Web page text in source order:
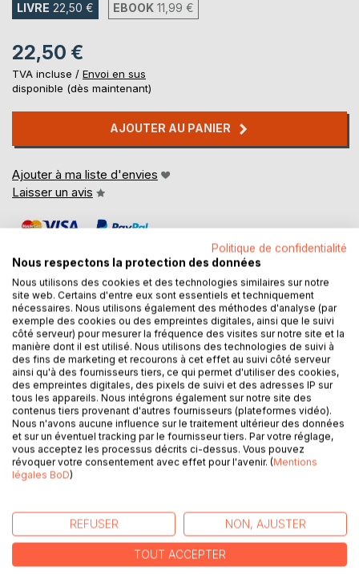
LIVRE 22,50 € EBOOK 11,99 €
22,50 €
TVA incluse / Envoi en sus
disponible (dès maintenant)
AJOUTER AU PANIER
Ajouter à ma liste d'envies
Laisser un avis
DESCRIPTION
Comment cuisiner parfaitement le maquereau avec ma
corticothérapie ? Est-il plus adapté de le cuisiner grillé, en
braisé, en meunière, en beignet... ? Et la cerise, me sera-t-
il plus préjudiciable de la consommer confite, en confiture,
ou en beignet... ? Et concernant le chou-fleur ? La viande
de boeuf ? La pomme de terre... ? D'un simple coup d'oeil
ce dictionnaire des aliments répondra à vos interrogations
concernant les modes de cuisson et/ou de conservation
cortisone. Classés par ordre alphabétique, tous les
aliments de l'alimentation courante sont notés selon leurs
modes de cuisson (en meunière, en braisé, grillé, poché,
en ragoût, etc.) mais également selon leurs modes de
Politique de confidentialité
Nous respectons la protection des données
Nous utilisons des cookies et des technologies similaires sur notre
site web. Certains d'entre eux sont essentiels et techniquement
nécessaires. Nous utilisons également des méthodes d'analyse (par
exemple des cookies ou des empreintes digitales, ainsi que le suivi
côté serveur) pour mesurer la fréquence des visites sur notre site et la
manière dont il est utilisé. Nous utilisons des technologies de suivi à
des fins de marketing et recourons à cet effet au suivi côté serveur
ainsi qu'à des fournisseurs tiers, ce qui permet d'utiliser des cookies,
des empreintes digitales, des pixels de suivi et des adresses IP sur
tous les appareils. Nous intégrons également sur notre site des
contenus tiers provenant d'autres fournisseurs (plateformes vidéo).
Nous n'avons aucune influence sur le traitement ultérieur des données
et sur un éventuel tracking par le fournisseur tiers. Par votre réglage,
vous acceptez les processus décrits ci-dessus. Vous pouvez
révoquer votre consentement avec effet pour l'avenir. (Mentions
légales BoD)
REFUSER NON, AJUSTER
TOUT ACCEPTER